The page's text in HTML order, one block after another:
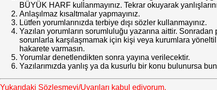
BÜYÜK HARF kullanmayınız. Tekrar okuyarak
Anlaşılmaz kısaltmalar yapmayınız.
Lütfen yorumlarınızda terbiye dışı sözler kullanmayınız.
Yazılan yorumların sorumluluğu yazarına aittir.
sorunlarla karşılaşmamak için kişi veya kurumlara
hakarete varmasın.
Yorumlar denetlendikten sonra yayına verilecektir.
Yazılarımızda yanlış ya da kusurlu bir konu bulunursa
Yukarıdaki Sözleşmeyi/Uyarıları kabul ediyorum.